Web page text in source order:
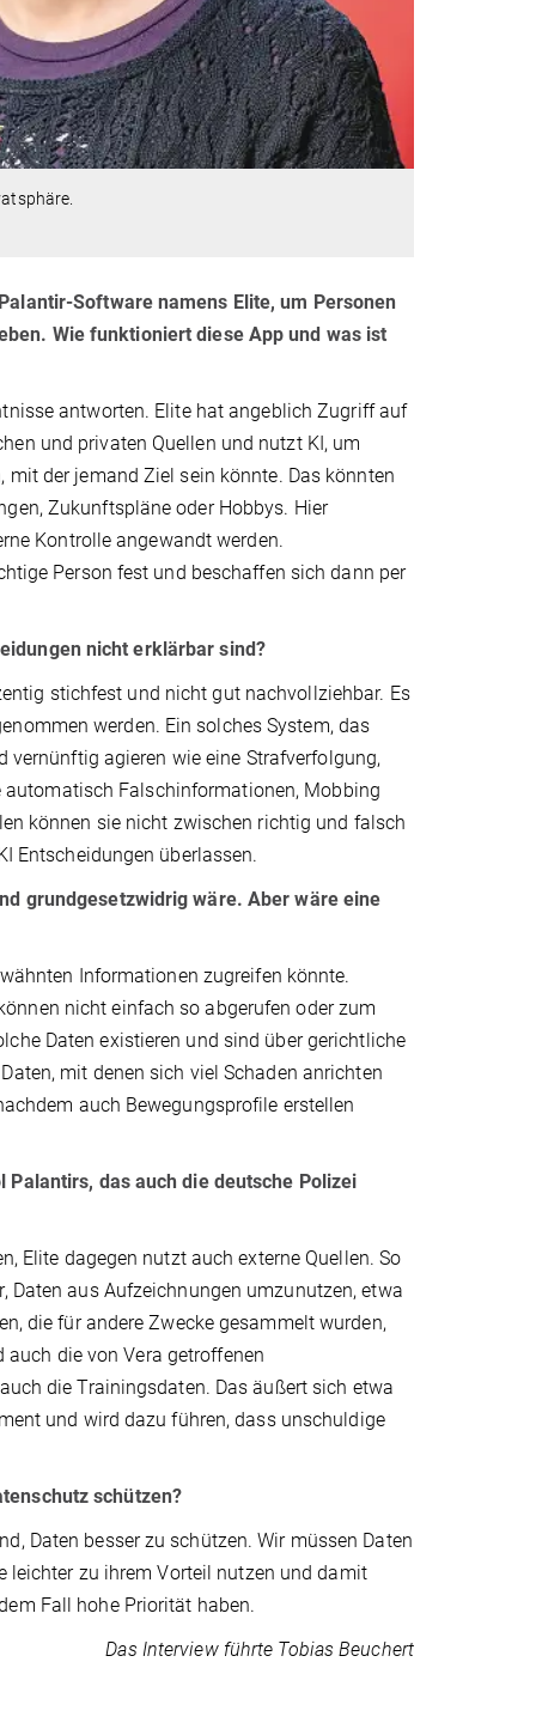
Software namens Elite, um Personen
Wie funktioniert diese App und was ist
antworten. Elite hat angeblich Zugriff auf
und privaten Quellen und nutzt KI, um
der jemand Ziel sein könnte. Das könnten
Zukunftspläne oder Hobbys. Hier
Kontrolle angewandt werden.
Person fest und beschaffen sich dann per
nicht erklärbar sind?
stichfest und nicht gut nachvollziehbar. Es
werden. Ein solches System, das
agieren wie eine Strafverfolgung,
automatisch Falschinformationen, Mobbing
können sie nicht zwischen richtig und falsch
Entscheidungen überlassen.
grundgesetzwidrig wäre. Aber wäre eine
Informationen zugreifen könnte.
nicht einfach so abgerufen oder zum
Daten existieren und sind über gerichtliche
mit denen sich viel Schaden anrichten
auch Bewegungsprofile erstellen
Palantirs, das auch die deutsche Polizei
Elite dagegen nutzt auch externe Quellen. So
Daten aus Aufzeichnungen umzunutzen, etwa
die für andere Zwecke gesammelt wurden,
die von Vera getroffenen
die Trainingsdaten. Das äußert sich etwa
und wird dazu führen, dass unschuldige
schützen?
Daten besser zu schützen. Wir müssen Daten
leichter zu ihrem Vorteil nutzen und damit
Fall hohe Priorität haben.
Das Interview führte Tobias Beuchert